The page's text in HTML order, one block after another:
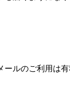
ルのご利用は有